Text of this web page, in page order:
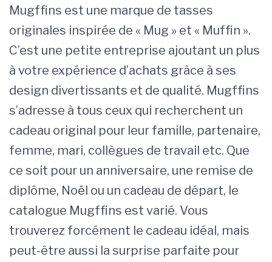
Mugffins est une marque de tasses
originales inspirée de « Mug » et « Muffin ».
C’est une petite entreprise ajoutant un plus
à votre expérience d’achats grâce à ses
design divertissants et de qualité. Mugffins
s’adresse à tous ceux qui recherchent un
cadeau original pour leur famille, partenaire,
femme, mari, collègues de travail etc. Que
ce soit pour un anniversaire, une remise de
diplôme, Noël ou un cadeau de départ, le
catalogue Mugffins est varié. Vous
trouverez forcément le cadeau idéal, mais
peut-être aussi la surprise parfaite pour